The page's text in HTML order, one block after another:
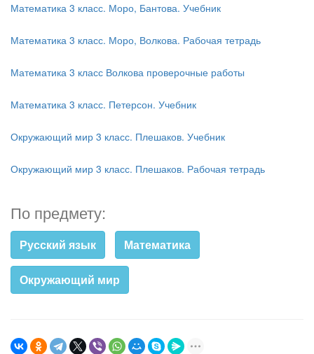
Математика 3 класс. Моро, Бантова. Учебник
Математика 3 класс. Моро, Волкова. Рабочая тетрадь
Математика 3 класс Волкова проверочные работы
Математика 3 класс. Петерсон. Учебник
Окружающий мир 3 класс. Плешаков. Учебник
Окружающий мир 3 класс. Плешаков. Рабочая тетрадь
По предмету:
Русский язык Математика
Окружающий мир